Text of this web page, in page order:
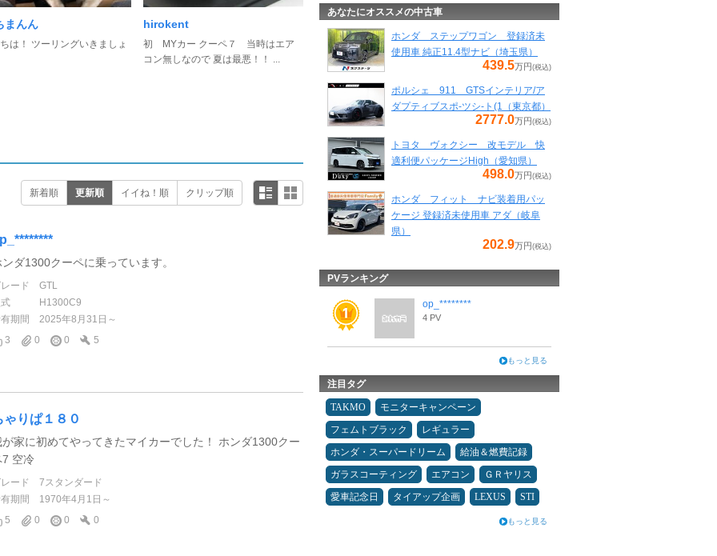
まんん
は！ ツーリングいきましょ
hirokent
初 MYカー クーペ７ 当時はエア
コン無しなので 夏は最悪！！ ...
新着順 更新順 イイね！順 クリップ順
ンダ1300クーペに乗っています。
ード
GTL
H1300C9
期間
2025年8月31日～
3
0 0 5
ゃりぱ１８０
が家に初めてやってきたマイカーでした！ ホンダ1300クー
7 空冷
ード
7スタンダード
期間
1970年4月1日～
5
0 0 0
あなたにオススメの中古車
ホンダ ステップワゴン 登録済未
使用車 純正11.4型ナビ（埼玉県）
439.5万円 (税込)
ポルシェ 911 GTSインテリア/ア
ダプティブスポ-ツシ-ト(1（東京都）
2777.0万円 (税込)
トヨタ ヴォクシー 改モデル 快
適利便パッケージHigh（愛知県）
498.0万円 (税込)
ホンダ フィット ナビ装着用パッ
ケージ 登録済未使用車 アダ（岐阜
県）
202.9万円 (税込)
PVランキング
op_********
4 PV
もっと見る
注目タグ
TAKMO
モニターキャンペーン
フェムトブラック
レギュラー
ホンダ・スーパードリーム
給油＆燃費記録
ガラスコーティング
エアコン
ＧＲヤリス
愛車記念日
タイアップ企画 LEXUS STI
もっと見る